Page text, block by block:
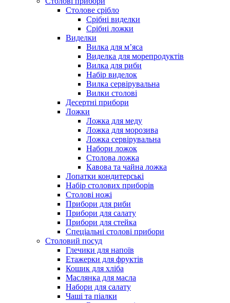
Столове срібло
Срібні виделки
Срібні ложки
Виделки
Вилка для м’яса
Виделка для морепродуктів
Вилка для риби
Набір виделок
Вилка сервірувальна
Вилки столові
Десертні прибори
Ложки
Ложка для меду
Ложка для морозива
Ложка сервірувальна
Набори ложок
Столова ложка
Кавова та чайна ложка
Лопатки кондитерські
Набір столових приборів
Столові ножі
Прибори для риби
Прибори для салату
Прибори для стейка
Спеціальні столові прибори
Столовий посуд
Глечики для напоїв
Етажерки для фруктів
Кошик для хліба
Маслянка для масла
Набори для салату
Чаші та піалки